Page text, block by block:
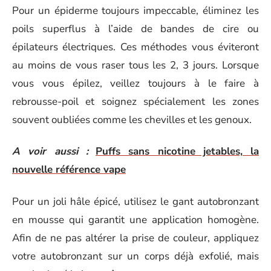
Pour un épiderme toujours impeccable, éliminez les
poils superflus à l’aide de bandes de cire ou
épilateurs électriques. Ces méthodes vous éviteront
au moins de vous raser tous les 2, 3 jours. Lorsque
vous vous épilez, veillez toujours à le faire à
rebrousse-poil et soignez spécialement les zones
souvent oubliées comme les chevilles et les genoux.
A voir aussi : Puffs sans nicotine jetables, la
nouvelle référence vape
Pour un joli hâle épicé, utilisez le gant autobronzant
en mousse qui garantit une application homogène.
Afin de ne pas altérer la prise de couleur, appliquez
votre autobronzant sur un corps déjà exfolié, mais